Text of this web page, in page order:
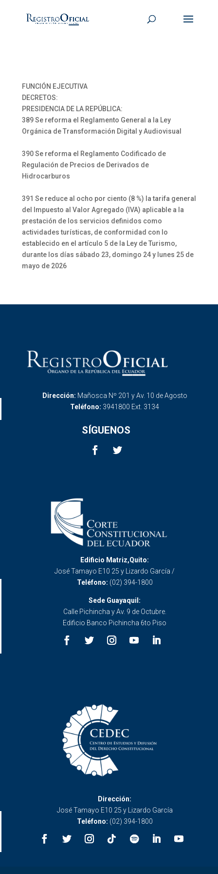
FUNCIÓN EJECUTIVA
DECRETOS:
PRESIDENCIA DE LA REPÚBLICA:
389 Se reforma el Reglamento General a la Ley
Orgánica de Transformación Digital y Audiovisual
390 Se reforma el Reglamento Codificado de
Regulación de Precios de Derivados de
Hidrocarburos
391 Se reduce al ocho por ciento (8 %) la tarifa general
del Impuesto al Valor Agregado (IVA) aplicable a la
prestación de los servicios definidos como
actividades turísticas, de conformidad con lo
establecido en el artículo 5 de la Ley de Turismo,
durante los días sábado 23, domingo 24 y lunes 25 de
mayo de 2026
Dirección: Mañosca Nº 201 y Av. 10 de Agosto
Teléfono: 3941800 Ext. 3134
SÍGUENOS
Edificio Matriz,Quito:
José Tamayo E10 25 y Lizardo García /
Teléfono: (02) 394-1800
Sede Guayaquil:
Calle Pichincha y Av. 9 de Octubre.
Edificio Banco Pichincha 6to Piso
Dirección:
José Tamayo E10 25 y Lizardo García
Teléfono: (02) 394-1800